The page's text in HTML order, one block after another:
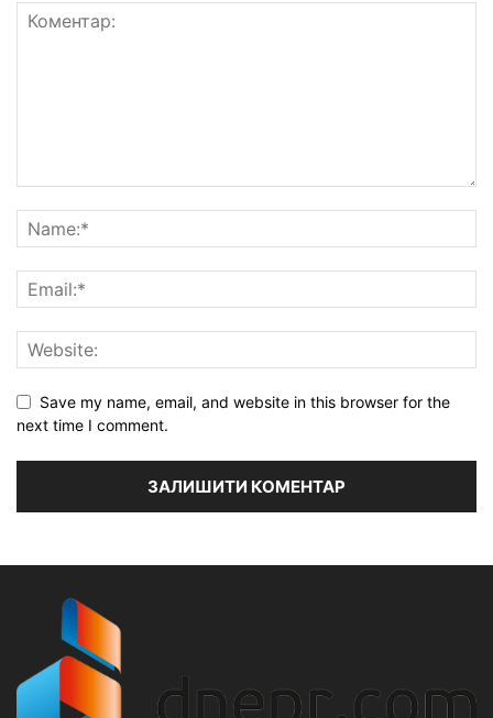
Save my name, email, and website in this browser for the
next time I comment.